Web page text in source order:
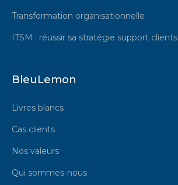
Transformation organisationnelle
ITSM : réussir sa stratégie support clients
BleuLemon
Livres blancs
Cas clients
Nos valeurs
Qui sommes-nous